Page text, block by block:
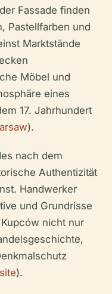
Fassade finden
Pastellfarben und
Marktstände
Möbel und
eines
17. Jahrhundert
).
nach dem
Authentizität
Handwerker
und Grundrisse
nicht nur
).